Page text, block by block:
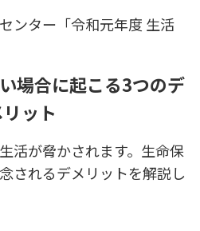
ンター「令和元年度 生活
場合に起こる3つのデ
ット
活が脅かされます。生命保
されるデメリットを解説し